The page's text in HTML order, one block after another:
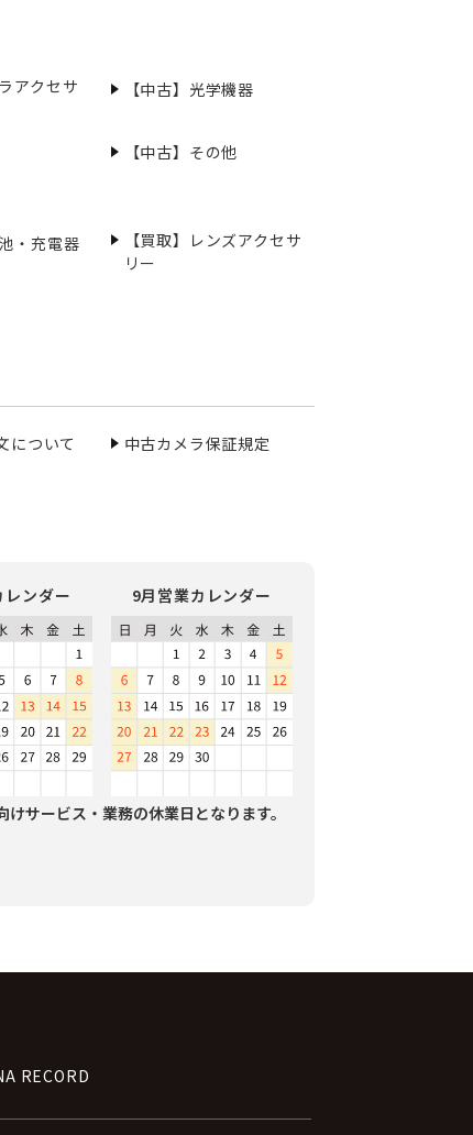
アクセサ
【中古】光学機器
【中古】その他
・充電器
【買取】レンズアクセサ
リー
について 中古カメラ保証規定
レンダー 9月営業カレンダー
けサービス・業務の休業日となります。
RECORD